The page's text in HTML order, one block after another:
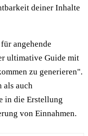
deiner Inhalte
angehende
ultimative Guide mit
zu generieren".
als auch
in die Erstellung
von Einnahmen.